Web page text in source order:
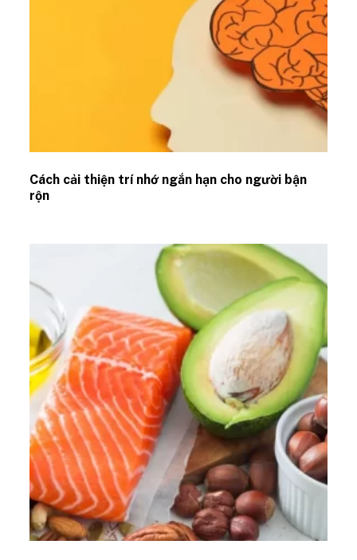
Cách cải thiện trí nhớ ngắn hạn cho người bận
rộn